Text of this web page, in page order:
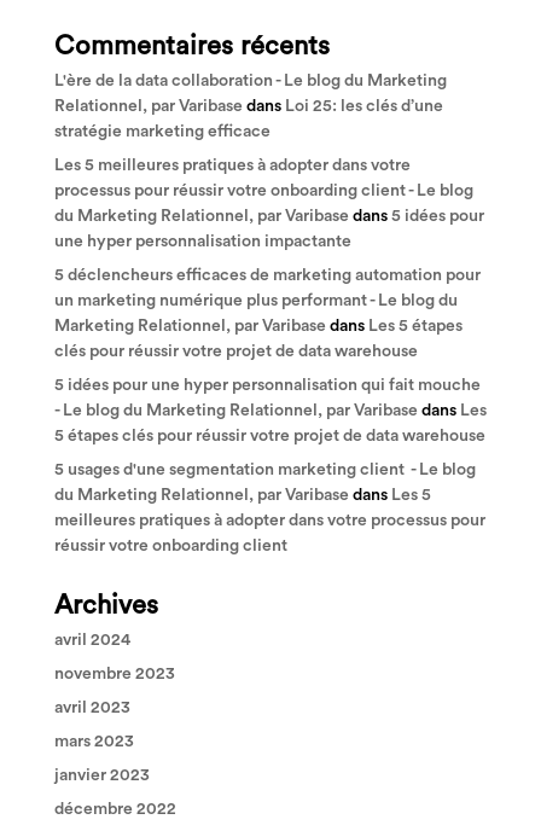
Commentaires récents
L'ère de la data collaboration - Le blog du Marketing
Relationnel, par Varibase dans Loi 25: les clés d’une
stratégie marketing efficace
Les 5 meilleures pratiques à adopter dans votre
processus pour réussir votre onboarding client - Le blog
du Marketing Relationnel, par Varibase dans 5 idées pour
une hyper personnalisation impactante
5 déclencheurs efficaces de marketing automation pour
un marketing numérique plus performant - Le blog du
Marketing Relationnel, par Varibase dans Les 5 étapes
clés pour réussir votre projet de data warehouse
5 idées pour une hyper personnalisation qui fait mouche
- Le blog du Marketing Relationnel, par Varibase dans Les
5 étapes clés pour réussir votre projet de data warehouse
5 usages d'une segmentation marketing client - Le blog
du Marketing Relationnel, par Varibase dans Les 5
meilleures pratiques à adopter dans votre processus pour
réussir votre onboarding client
Archives
avril 2024
novembre 2023
avril 2023
mars 2023
janvier 2023
décembre 2022